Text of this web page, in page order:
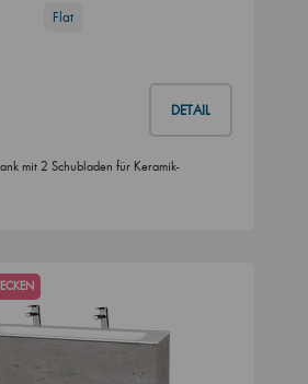
Flat
DETAIL
mit 2 Schubladen für Keramik-